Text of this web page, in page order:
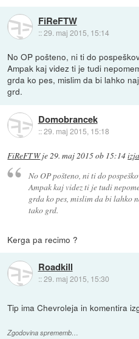
FiReFTW
::29. maj 2015, 15:14
No OP pošteno, ni ti do
Ampak kaj videz ti je tudi
grda ko pes, mislim da bi lahko
grd.
Domobrancek
::29. maj 2015, 15:18
FiReFTWje 29. maj 2015 ob 15:14
No OP pošteno, ni ti do
Ampak kaj videz ti je tudi
grda ko pes, mislim da bi lahko
tako grd.
Kerga pa recimo ?
Roadkill
::29. maj 2015, 15:30
Tip ima Chevroleja in komentira
Zgodovina sprememb…